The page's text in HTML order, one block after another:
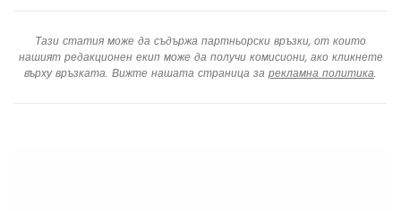
Тази статия може да съдържа партньорски връзки, от които
нашият редакционен екип може да получи комисиони, ако кликнете
върху връзката. Вижте нашата страница за рекламна политика.